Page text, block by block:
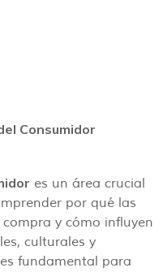
Consumidor
es un área crucial
por qué las
y cómo influyen
culturales y
fundamental para